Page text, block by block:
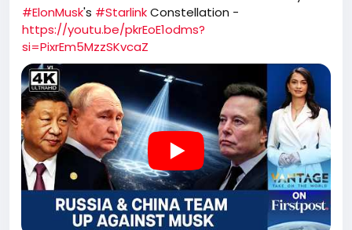
#ElonMusk's #StarlinkConstellation -
https://youtu.be/pkrEoE1odms?
si=PixrEm5MzzSKvcaZ